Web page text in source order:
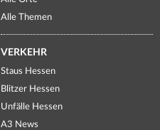
Alle Themen
VERKEHR
Staus Hessen
Blitzer Hessen
Unfälle Hessen
A3 News